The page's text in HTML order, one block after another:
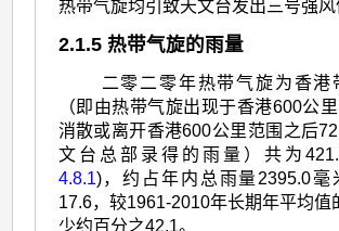
热带气旋均引致天文台发出三号强风
2.1.5 热带气旋的雨量
二零二零年热带气旋为香港
（即由热带气旋出现于香港600公
消散或离开香港600公里范围之后
文台总部录得的雨量）共为
4.8.1)，约占年内总雨量2395.0毫
17.6，较1961-2010年长期年平均值
少约百分之42.1。